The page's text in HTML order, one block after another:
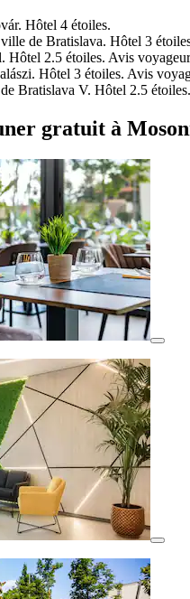
Hôtel 4 étoiles.
de Bratislava. Hôtel 3
2.5 étoiles. Avis
Hôtel 3 étoiles. Avis
Bratislava V. Hôtel 2.5
gratuit à